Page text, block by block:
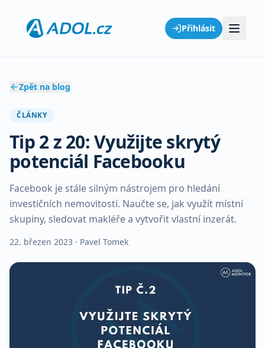
Přihlásit
Zpět na blog
ČLÁNKY
Tip 2 z 20: Využijte skrytý
potenciál Facebooku
Facebook je stále silným nástrojem pro hledání
investičních nemovitostí. Naučte se, jak využít místní
skupiny, sledovat makléře a vytvořit vlastní inzerát.
22. březen 2023 · Pavel Tomek